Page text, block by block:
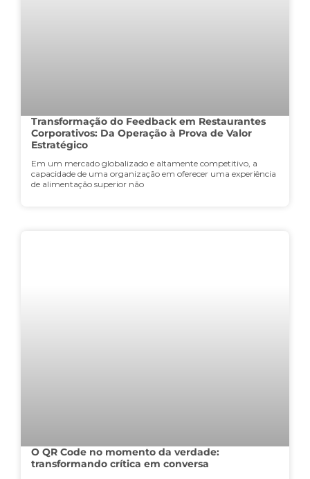
Transformação do Feedback em Restaurantes
Corporativos: Da Operação à Prova de Valor
Estratégico
Em um mercado globalizado e altamente competitivo, a
capacidade de uma organização em oferecer uma experiência
de alimentação superior não
O QR Code no momento da verdade:
transformando crítica em conversa